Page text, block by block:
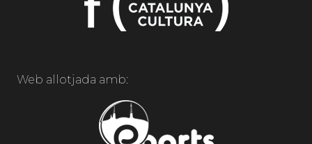
Web allotjada amb: